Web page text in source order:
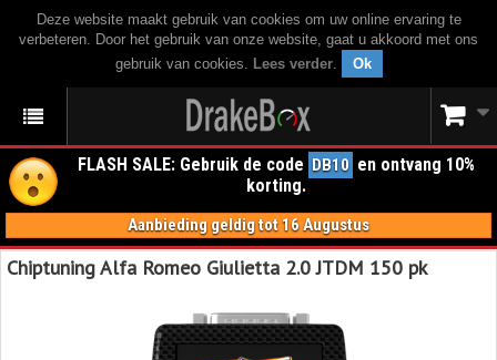
Deze website maakt gebruik van cookies om uw online ervaring te
verbeteren. Door het gebruik van onze website, gaat u akkoord met ons
gebruik van cookies. Lees verder. Ok
FLASH SALE: Gebruik de code DB10 en ontvang 10%
korting.
Aanbieding geldig tot 16 Augustus
Chiptuning Alfa Romeo Giulietta 2.0 JTDM 150 pk